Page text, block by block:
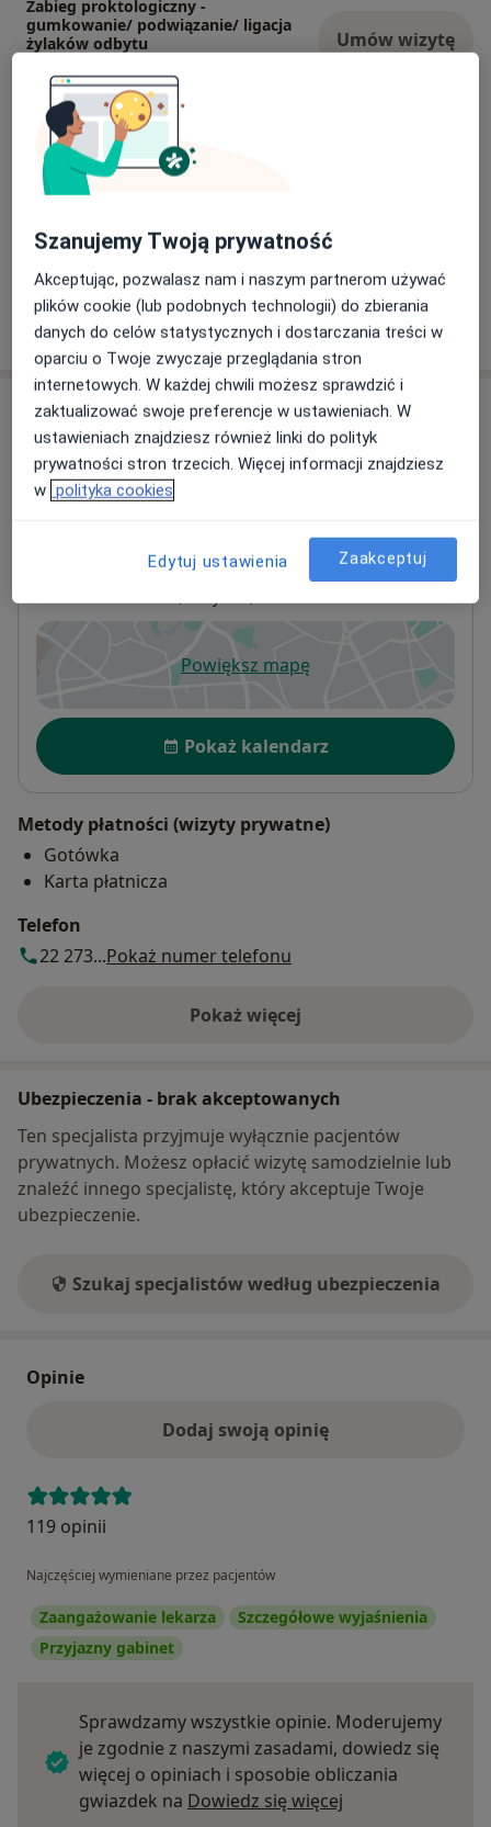
Zabieg proktologiczny -
gumkowanie/ podwiązanie/ ligacja
żylaków odbytu
Od 950 zł Szczegóły
Umów wizytę
Konsultacja chirurgiczna
Od 350 zł Szczegóły
Od 339 zł Szczegóły
W jaki sposób ustalane są ceny?
Adresy (3)
Adres 1 Adres 2 Adres 3
Szpital LUX MED - Warszawa - ul. Puławska
Powiększ mapęotwiera się w nowej karcie
Dostępność
Pokaż kalendarz
Metody płatności (wizyty prywatne)
Gotówka
Karta płatnicza
Telefon
22 273...Pokaż numer telefonu
Pokaż więcej
o adresie
Ubezpieczenia - brak akceptowanych
Ten specjalista przyjmuje wyłącznie pacjentów
prywatnych. Możesz opłacić wizytę samodzielnie lub
znaleźć innego specjalistę, który akceptuje Twoje
ubezpieczenie.
Szukaj specjalistów według ubezpieczenia
Opinie
Dodaj swoją opinię
119 opinii
Najczęściej wymieniane przez pacjentów
Zaangażowanie lekarza
Szczegółowe wyjaśnienia
Przyjazny gabinet
Sprawdzamy wszystkie opinie. Moderujemy
je zgodnie z naszymi zasadami, dowiedz się
więcej o opiniach i sposobie obliczania
gwiazdek na Dowiedz się więcej
Szanujemy Twoją prywatność
Akceptując, pozwalasz nam i naszym partnerom używać
plików cookie (lub podobnych technologii) do zbierania
danych do celów statystycznych i dostarczania treści w
oparciu o Twoje zwyczaje przeglądania stron
internetowych. W każdej chwili możesz sprawdzić i
zaktualizować swoje preferencje w ustawieniach. W
ustawieniach znajdziesz również linki do polityk
prywatności stron trzecich. Więcej informacji znajdziesz
w polityka cookies
Edytuj ustawienia Zaakceptuj